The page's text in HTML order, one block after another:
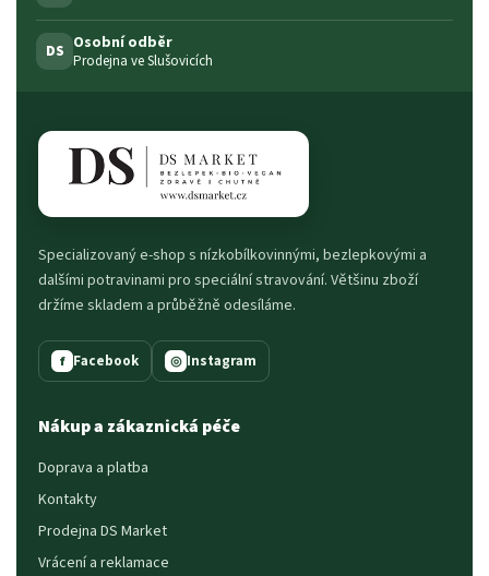
DS Osobní odběr
Prodejna ve Slušovicích
Specializovaný e-shop s nízkobílkovinnými, bezlepkovými a
dalšími potravinami pro speciální stravování. Většinu zboží
držíme skladem a průběžně odesíláme.
f Facebook ◎ Instagram
Nákup a zákaznická péče
Doprava a platba
Kontakty
Prodejna DS Market
Vrácení a reklamace